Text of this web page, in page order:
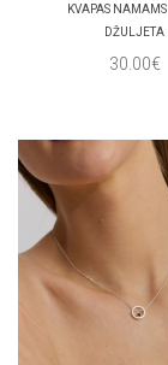
KVAPAS
DŽULJETA
30.00€